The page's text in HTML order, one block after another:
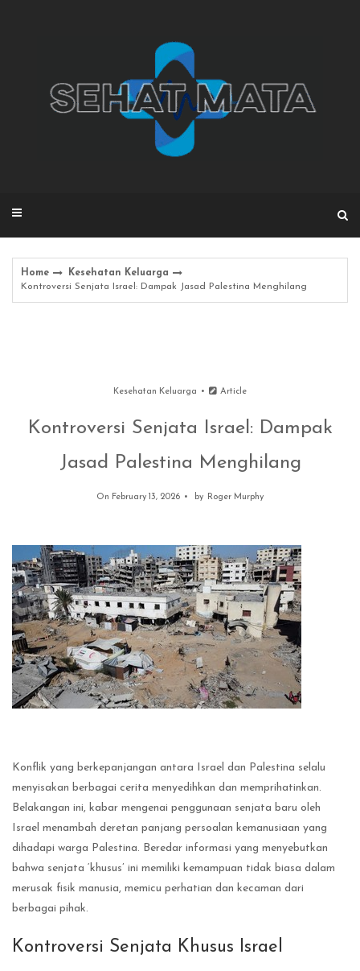
Home
Kesehatan Keluarga
Kontroversi Senjata Israel: Dampak Jasad Palestina Menghilang
Kesehatan Keluarga Article
Kontroversi Senjata Israel: Dampak
Jasad Palestina Menghilang
On February 13, 2026 by Roger Murphy
Konflik yang berkepanjangan antara Israel dan Palestina selalu
menyisakan berbagai cerita menyedihkan dan memprihatinkan.
Belakangan ini, kabar mengenai penggunaan senjata baru oleh
Israel menambah deretan panjang persoalan kemanusiaan yang
dihadapi warga Palestina. Beredar informasi yang menyebutkan
bahwa senjata ‘khusus’ ini memiliki kemampuan tidak biasa dalam
merusak fisik manusia, memicu perhatian dan kecaman dari
berbagai pihak.
Kontroversi Senjata Khusus Israel